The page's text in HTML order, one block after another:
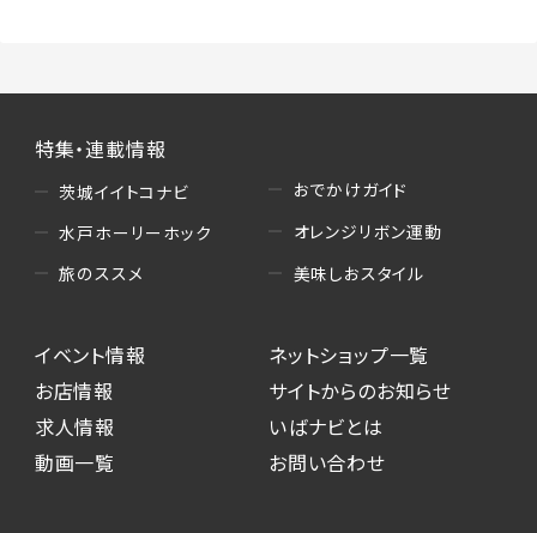
特集・連載情報
茨城イイトコナビ
水戸ホーリーホック
旅のススメ
おでかけガイド
オレンジリボン運動
美味しおスタイル
イベント情報
お店情報
求人情報
動画一覧
ネットショップ一覧
サイトからのお知らせ
いばナビとは
お問い合わせ